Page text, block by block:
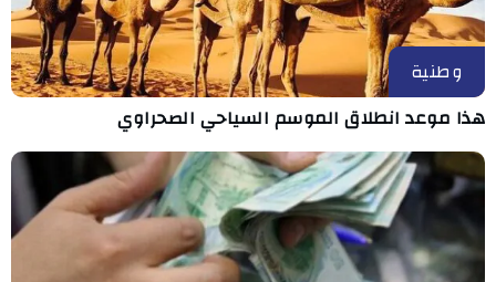
وطنية
هذا موعد انطلاق الموسم السياحي الصحراوي